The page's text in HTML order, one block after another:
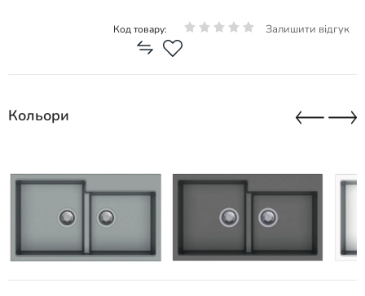
Код товару: Залишити відгук
Кольори